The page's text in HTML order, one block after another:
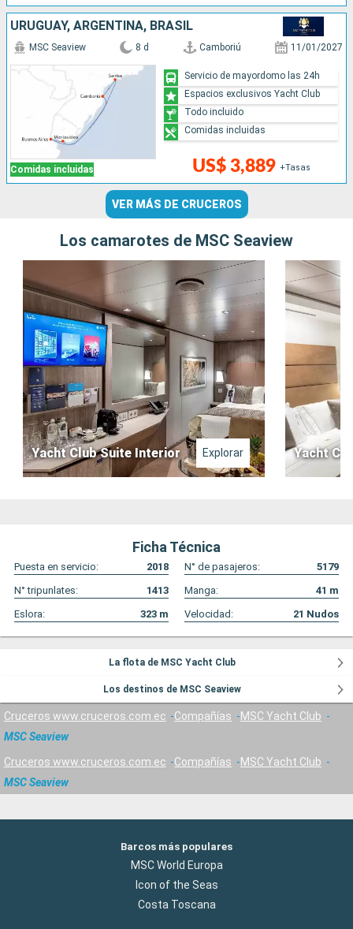
URUGUAY, ARGENTINA, BRASIL
Comidas incluidas
MSC Seaview 8 d Camboriú 11/01/2027
US$ 3,889 +Tasas
Servicio de mayordomo las 24h
Espacios exclusivos Yacht Club
Todo incluido
Comidas incluidas
VER MÁS DE CRUCEROS
Los camarotes de MSC Seaview
Yacht Club Suite Interior Explorar Yacht
Ficha Técnica
Puesta en servicio: 2018 N° de pasajeros:
5179
N° tripunlates:
1413 Manga: 41 m
Eslora:
323 m Velocidad: 21 Nudos
La flota de MSC Yacht Club
Los destinos de MSC Seaview
Cruceros www.cruceros.com.ec Compañías
MSC Yacht Club
MSC Seaview
Cruceros www.cruceros.com.ec Compañías
MSC Yacht Club
MSC Seaview
Barcos más populares
MSC World Europa
Icon of the Seas
Costa Toscana